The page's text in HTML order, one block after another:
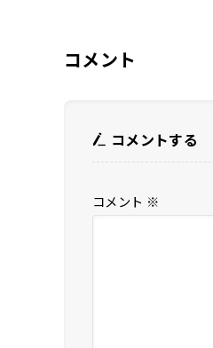
コメント
コメントする
コメント ※